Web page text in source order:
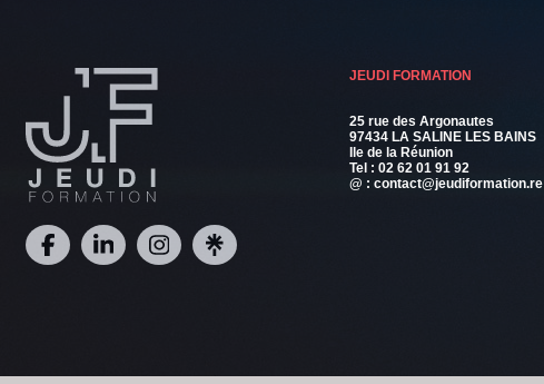
JEUDI FORMATION
25 rue des Argonautes
97434 LA SALINE LES BAINS
Ile de la Réunion
Tel : 02 62 01 91 92
@ : contact@jeudiformation.re